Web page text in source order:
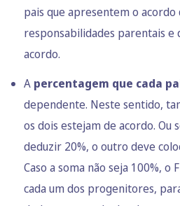
pais que apresentem o acordo
responsabilidades parentais e
acordo.
A percentagem que cada
dependente. Neste sentido,
os dois estejam de acordo. Ou
deduzir 20%, o outro deve
Caso a soma não seja 100%, o
cada um dos progenitores,